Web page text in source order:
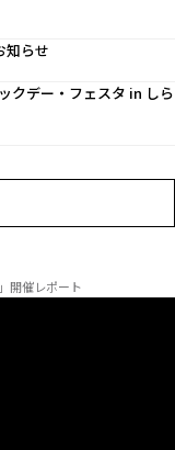
知らせ
クデー・フェスタ in しら
開催レポート